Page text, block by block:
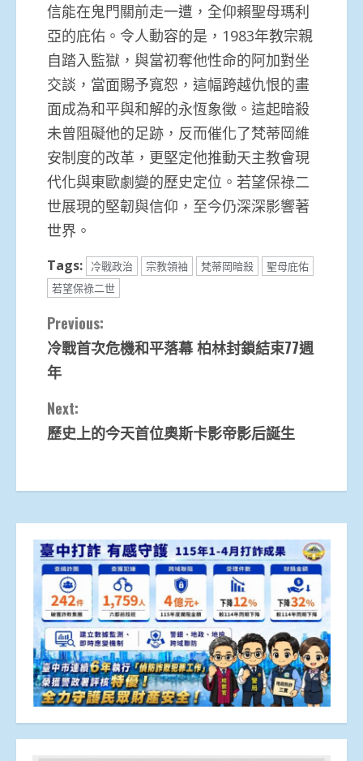
信能在鬼門關前走一遭，全仰賴聖母瑪利
亞的庇佑。令人動容的是，1983年教宗親
自踏入監獄，與當初奪他性命的阿加對坐
交談，當面賜予寬恕，這幅跨越仇恨的畫
面成為和平與和解的永恆象徵。這起暗殺
未曾阻礙他的足跡，反而催化了梵蒂岡維
安制度的改革，更堅定他推動天主教會現
代化與東歐劇變的歷史定位。若望保祿二
世展現的堅韌與信仰，至今仍深深影響著
世界。
Tags: 冷戰政治 宗教領袖 梵蒂岡暗殺
聖母庇佑
若望保祿二世
Continue
Reading
Previous:
冷戰首次危機和平落幕 柏林封鎖結束77週
年
Next:
歷史上的今天首位奧斯卡影帝影后誕生